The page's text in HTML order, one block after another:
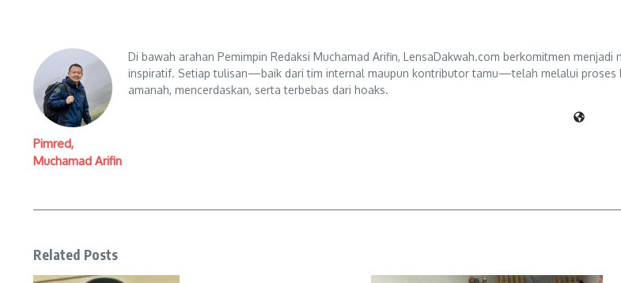
Pimred,
Muchamad Arifin
Di bawah arahan Pemimpin Redaksi Muchamad Arifin, LensaDakwah.com berkomitmen
inspiratif. Setiap tulisan—baik dari tim internal maupun kontributor tamu—telah melalui proses
amanah, mencerdaskan, serta terbebas dari hoaks.
Related Posts